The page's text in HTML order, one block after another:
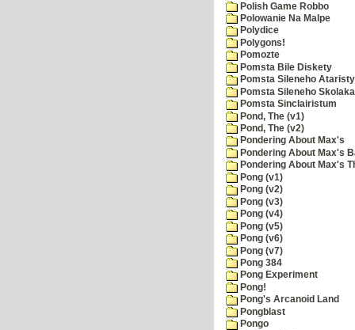
Polish Game Robbo
Polowanie Na Malpe
Polydice
Polygons!
Pomozte
Pomsta Bile Diskety
Pomsta Sileneho Ataristy
Pomsta Sileneho Skolaka
Pomsta Sinclairistum
Pond, The (v1)
Pond, The (v2)
Pondering About Max's
Pondering About Max's
Pondering About Max's
Pong (v1)
Pong (v2)
Pong (v3)
Pong (v4)
Pong (v5)
Pong (v6)
Pong (v7)
Pong 384
Pong Experiment
Pong!
Pong's Arcanoid Land
Pongblast
Pongo